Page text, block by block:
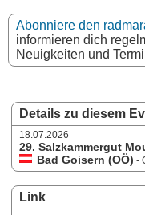
Details zu diesem
18.07.2026
29. Salzkammergut
Bad Goisern (OÖ) -
Link
Abonniere den
informieren dich
Neuigkeiten und